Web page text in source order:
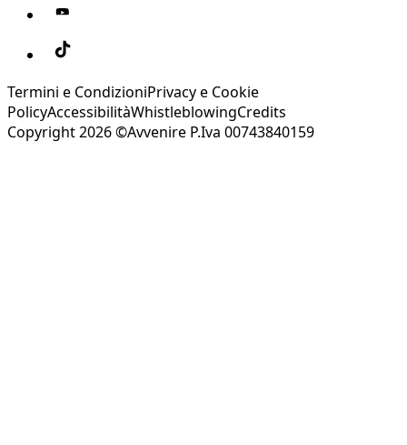
Termini e CondizioniPrivacy e Cookie
PolicyAccessibilitàWhistleblowingCredits
Copyright 2026 ©Avvenire P.Iva 00743840159